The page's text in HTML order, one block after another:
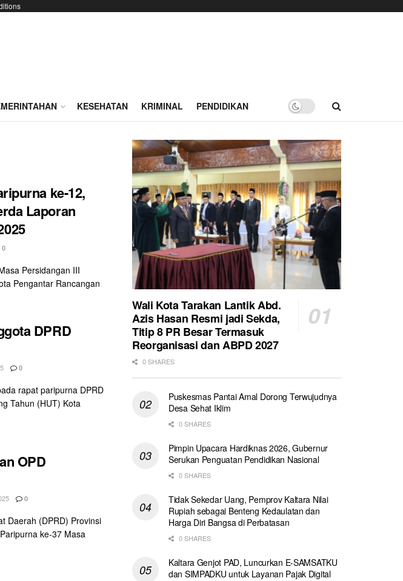
KESEHATAN KRIMINAL PENDIDIKAN
ke-12,
Laporan
0
Persidangan III
Pengantar Rancangan
DPRD
0
rapat paripurna DPRD
Tahun (HUT) Kota
OPD
0
Daerah (DPRD) Provinsi
ke-37 Masa
Wali Kota Tarakan Lantik Abd.
Azis Hasan Resmi jadi Sekda,
Titip 8 PR Besar Termasuk
Reorganisasi dan ABPD 2027
0 SHARES
Puskesmas Pantai Amal Dorong Terwujudnya
Desa Sehat Iklim
0 SHARES
Pimpin Upacara Hardiknas 2026, Gubernur
Serukan Penguatan Pendidikan Nasional
0 SHARES
Tidak Sekedar Uang, Pemprov Kaltara Nilai
Rupiah sebagai Benteng Kedaulatan dan
Harga Diri Bangsa di Perbatasan
0 SHARES
Kaltara Genjot PAD, Luncurkan E-SAMSATKU
dan SIMPADKU untuk Layanan Pajak Digital